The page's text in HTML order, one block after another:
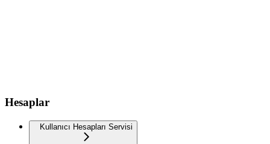
Hesaplar
Kullanıcı Hesapları Servisi